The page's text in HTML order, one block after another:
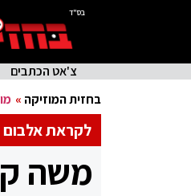
בס"ד
צ'אט הכתבים
בחזית המוזיקה »
לקראת אלבום
משה